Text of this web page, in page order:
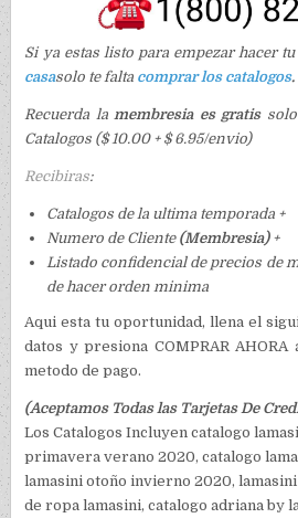
Si ya estas listo para empezar hacer tu
casasolo te falta comprar los catalogos.
Recuerda la membresia es gratissolo
Catalogos ($ 10.00 + $ 6.95/envio)
Recibiras:
Catalogos de la ultima temporada +
Numero de Cliente (Membresia)+
Listado confidencial de precios de
de hacer orden minima
Aqui esta tu oportunidad, llena el
datos y presiona COMPRAR
metodo de pago.
(Aceptamos Todas las Tarjetas De
Los Catalogos Incluyen catalogo
primavera verano 2020, catalogo
lamasini otoño invierno 2020,
de ropa lamasini, catalogo adriana by